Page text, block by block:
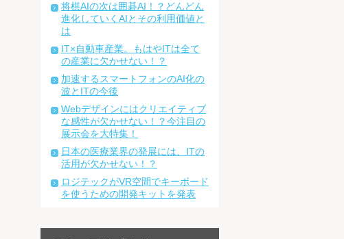
将棋AIの次は囲碁AI！？どんどん
進化していくAIとその利用価値と
は
IT×自動車産業。もはやITは全て
の産業に欠かせない！？
加速するスマートフォンのAI化の
波とITの今後
Webデザインにはクリエイティブ
な感性が欠かせない！？今注目の
展示会を大特集！
日本の医療業界の発展には、ITの
活用が欠かせない！？
ロジテックがVR空間でキーボード
を使うための開発キットを発表